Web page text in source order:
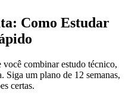
Como Estudar
combinar estudo técnico,
Siga um plano de 12 semanas,
certas.